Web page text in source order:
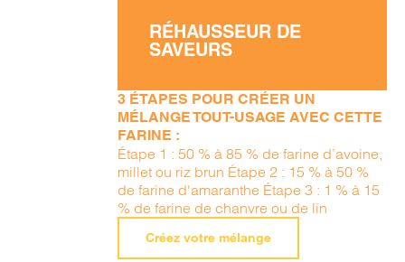
RÉHAUSSEUR DE
SAVEURS
3 ÉTAPES POUR CRÉER UN
MÉLANGE TOUT-USAGE AVEC CETTE
FARINE :
Étape 1 : 50 % à 85 % de farine d’avoine,
millet ou riz brun Étape 2 : 15 % à 50 %
de farine d'amaranthe Étape 3 : 1 % à 15
% de farine de chanvre ou de lin
Créez votre mélange